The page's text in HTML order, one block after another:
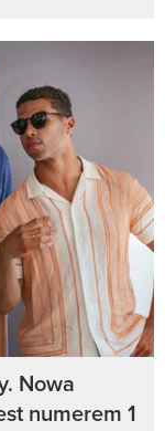
Nowa
numerem 1